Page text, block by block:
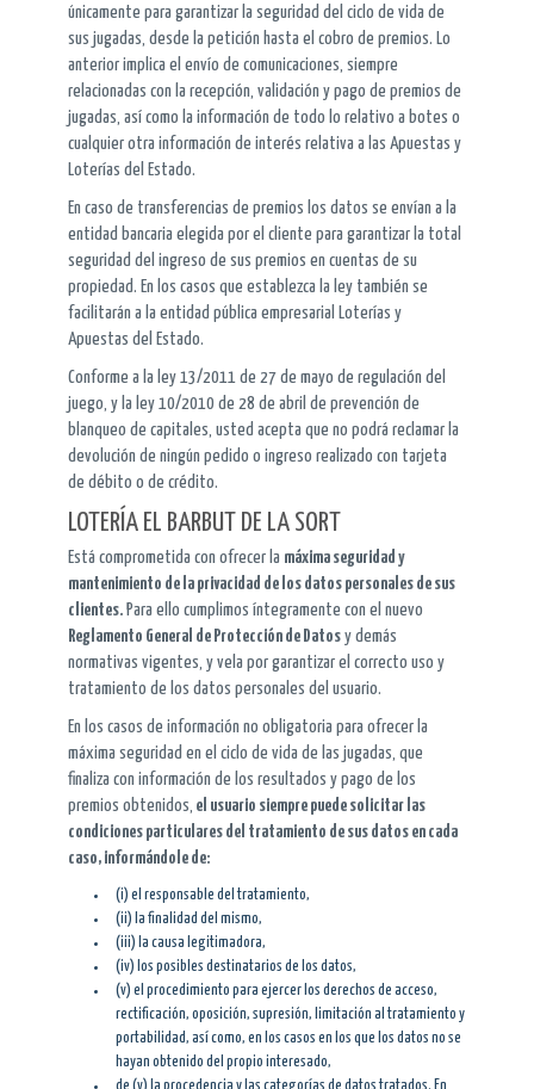
únicamente para garantizar la seguridad del ciclo de vida de
sus jugadas, desde la petición hasta el cobro de premios. Lo
anterior implica el envío de comunicaciones, siempre
relacionadas con la recepción, validación y pago de premios de
jugadas, así como la información de todo lo relativo a botes o
cualquier otra información de interés relativa a las Apuestas y
Loterías del Estado.
En caso de transferencias de premios los datos se envían a la
entidad bancaria elegida por el cliente para garantizar la total
seguridad del ingreso de sus premios en cuentas de su
propiedad. En los casos que establezca la ley también se
facilitarán a la entidad pública empresarial Loterías y
Apuestas del Estado.
Conforme a la ley 13/2011 de 27 de mayo de regulación del
juego, y la ley 10/2010 de 28 de abril de prevención de
blanqueo de capitales, usted acepta que no podrá reclamar la
devolución de ningún pedido o ingreso realizado con tarjeta
de débito o de crédito.
LOTERÍA EL BARBUT DE LA SORT
Está comprometida con ofrecer la máxima seguridad y
mantenimiento de la privacidad de los datos personales de sus
clientes. Para ello cumplimos íntegramente con el nuevo
Reglamento General de Protección de Datos y demás
normativas vigentes, y vela por garantizar el correcto uso y
tratamiento de los datos personales del usuario.
En los casos de información no obligatoria para ofrecer la
máxima seguridad en el ciclo de vida de las jugadas, que
finaliza con información de los resultados y pago de los
premios obtenidos, el usuario siempre puede solicitar las
condiciones particulares del tratamiento de sus datos en cada
caso, informándole de:
(i) el responsable del tratamiento,
(ii) la finalidad del mismo,
(iii) la causa legitimadora,
(iv) los posibles destinatarios de los datos,
(v) el procedimiento para ejercer los derechos de acceso,
rectificación, oposición, supresión, limitación al tratamiento y
portabilidad, así como, en los casos en los que los datos no se
hayan obtenido del propio interesado,